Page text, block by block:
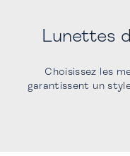
Lunettes
Choisissez les
garantissent un